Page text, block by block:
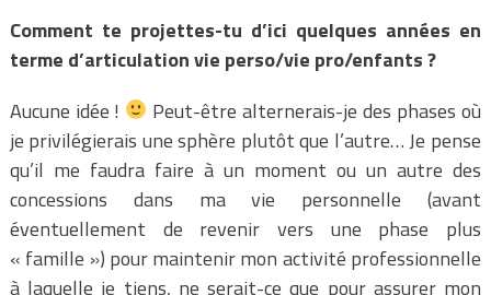
Comment te projettes-tu d’ici quelques années en
terme d’articulation vie perso/vie pro/enfants ?
Aucune idée !
Peut-être alternerais-je des phases où
je privilégierais une sphère plutôt que l’autre… Je pense
qu’il me faudra faire à un moment ou un autre des
concessions dans ma vie personnelle (avant
éventuellement de revenir vers une phase plus
« famille ») pour maintenir mon activité professionnelle
à laquelle je tiens, ne serait-ce que pour assurer mon